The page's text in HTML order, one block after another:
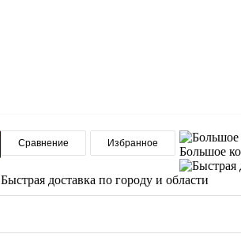
Сравнение Избранное
Большое
Быстрая доставка по городу и области